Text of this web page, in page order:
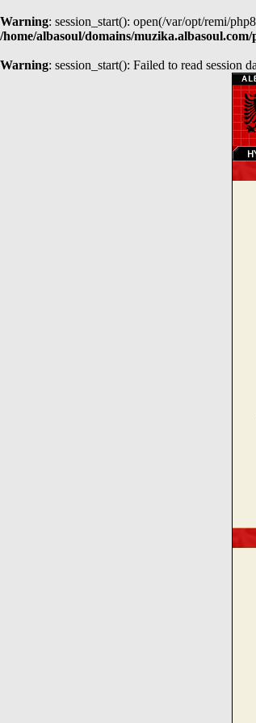
Warning: session_start(): open(/var/opt/remi/
/home/albasoul/domains/
Warning: session_start(): Failed to read session